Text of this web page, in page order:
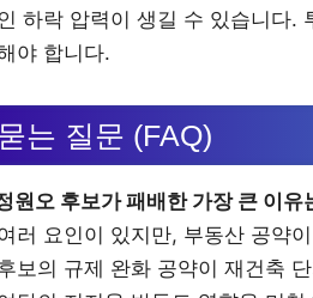
하락 압력이 생길 수 있습니다.
야 합니다.
는 질문 (FAQ)
원오 후보가 패배한 가장 큰 이유
러 요인이 있지만, 부동산 공약
보의 규제 완화 공약이 재건축